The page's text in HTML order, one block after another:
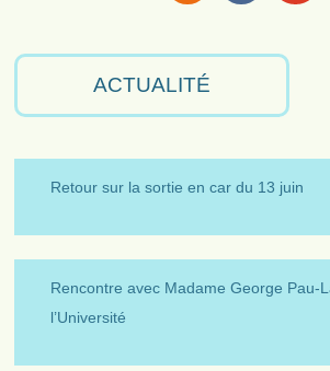
ACTUALITÉ
Retour sur la sortie en car du 13 juin
Rencontre avec Madame George Pau-
l’Université